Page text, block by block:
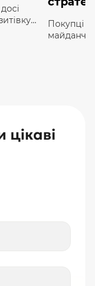
Покупці
Саме